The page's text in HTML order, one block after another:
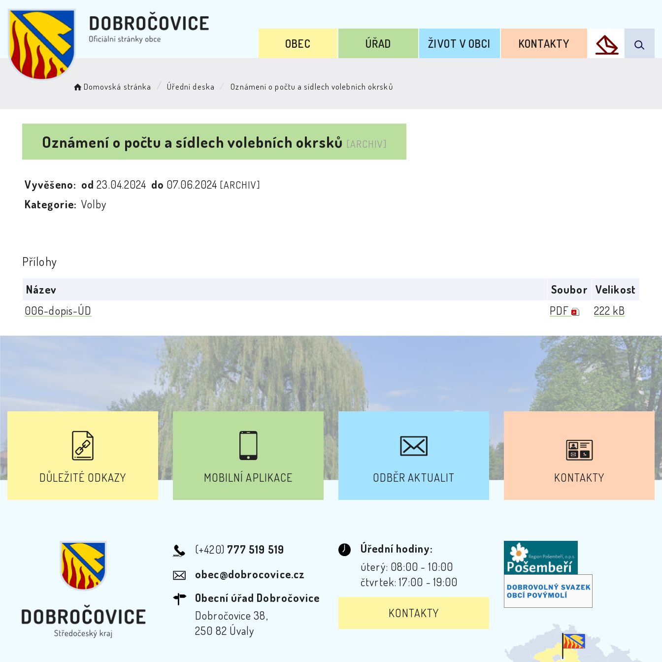
OBEC ÚŘAD ŽIVOT V OBCI KONTAKTY
Domovská stránka Úřední deska Oznámení o počtu a sídlech volebních okrsků
Oznámení o počtu a sídlech volebních okrsků [ARCHIV]
Vyvěšeno: od23.04.2024 do 07.06.2024 [ARCHIV]
Kategorie: Volby
Přílohy
Název Soubor
Velikost
006-dopis-ÚD
PDF 222 kB
DŮLEŽITÉ ODKAZY MOBILNÍ APLIKACE ODBĚR AKTUALIT KONTAKTY
(+420) 777 519 519
obec@dobrocovice.cz
Obecní úřad Dobročovice
Dobročovice 38,
250 82 Úvaly
Úřední hodiny:
úterý: 08:00 - 10:00
čtvrtek: 17:00 - 19:00
KONTAKTY